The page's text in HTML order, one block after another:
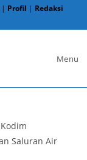
| Profil | Redaksi
Menu